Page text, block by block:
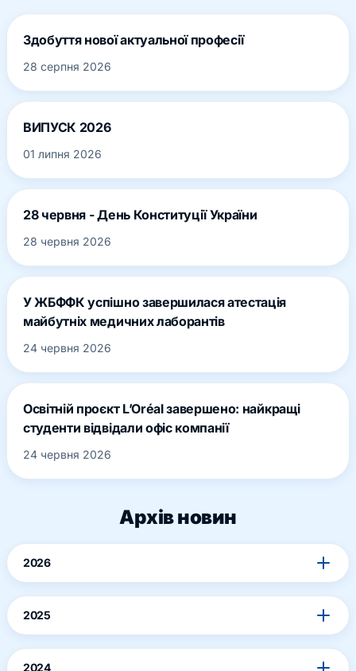
Здобуття нової актуальної професії
28 серпня 2026
ВИПУСК 2026
01 липня 2026
28 червня - День Конституції України
28 червня 2026
У ЖБФФК успішно завершилася атестація
майбутніх медичних лаборантів
24 червня 2026
Освітній проєкт L’Oréal завершено: найкращі
студенти відвідали офіс компанії
24 червня 2026
Архів новин
2026
2025
2024